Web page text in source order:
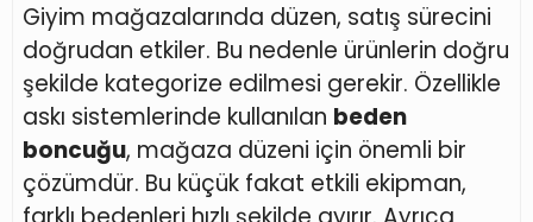
Giyim mağazalarında düzen, satış sürecini
doğrudan etkiler. Bu nedenle ürünlerin doğru
şekilde kategorize edilmesi gerekir. Özellikle
askı sistemlerinde kullanılan beden
boncuğu, mağaza düzeni için önemli bir
çözümdür. Bu küçük fakat etkili ekipman,